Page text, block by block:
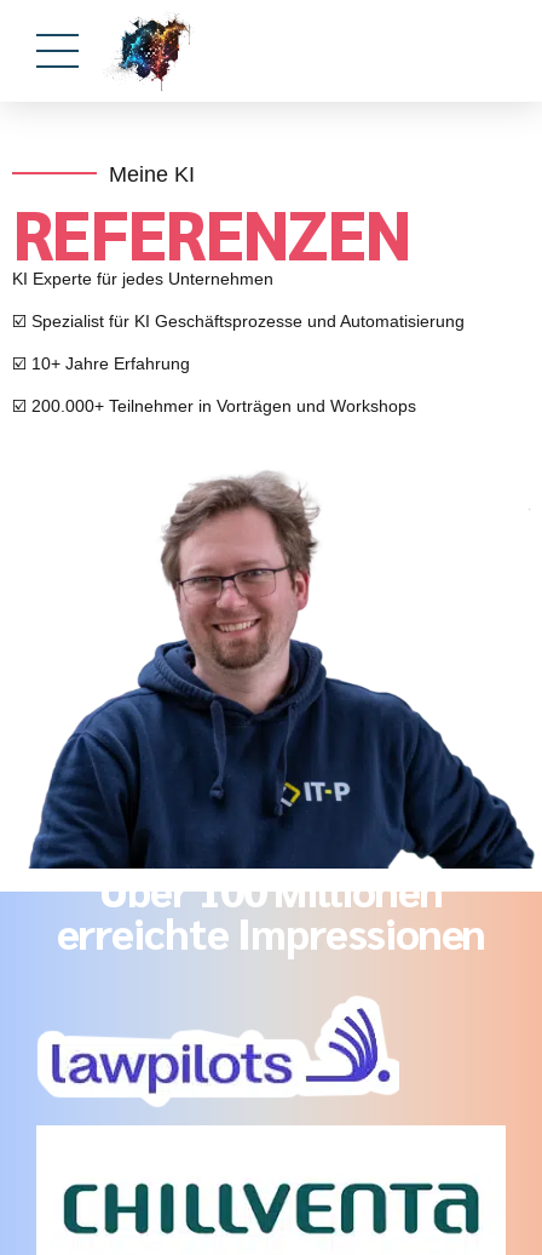
Meine KI
REFERENZEN
KI Experte für jedes Unternehmen
☑️ Spezialist für KI Geschäftsprozesse und Automatisierung
☑️ 10+ Jahre Erfahrung
☑️ 200.000+ Teilnehmer in Vorträgen und Workshops
Über 100 Millionen
erreichte Impressionen